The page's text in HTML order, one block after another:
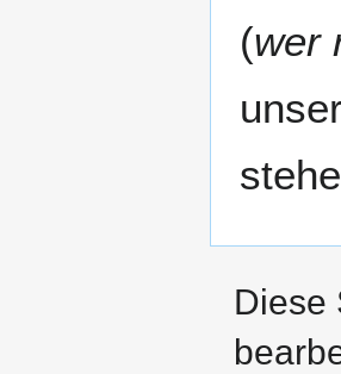
(wer
Diese